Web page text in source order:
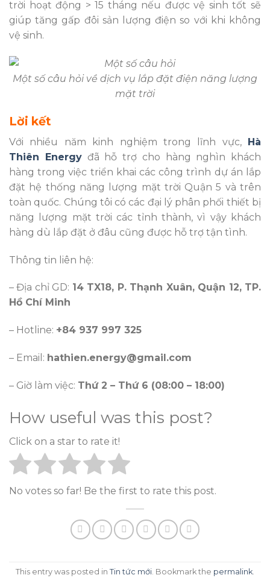
trời hoạt động > 15 tháng nếu được vệ sinh tốt sẽ
giúp tăng gấp đôi sản lượng điện so với khi không
vệ sinh.
Một số câu hỏi về dịch vụ lắp đặt điện năng lượng
mặt trời
Lời kết
Với nhiều năm kinh nghiệm trong lĩnh vực, Hà
Thiên Energyđã hỗ trợ cho hàng nghìn khách
hàng trong việc triển khai các công trình dự án lắp
đặt hệ thống năng lượng mặt trời Quận 5 và trên
toàn quốc. Chúng tôi có các đại lý phân phối thiết bị
năng lượng mặt trời các tỉnh thành, vì vậy khách
hàng dù lắp đặt ở đâu cũng được hỗ trợ tận tình.
Thông tin liên hệ:
– Địa chỉ GD: 14 TX18, P. Thạnh Xuân, Quận 12, TP.
Hồ Chí Minh
– Hotline: +84 937 997 325
– Email: hathien.energy@gmail.com
– Giờ làm việc: Thứ 2 – Thứ 6 (08:00 – 18:00)
How useful was this post?
Click on a star to rate it!
No votes so far! Be the first to rate this post.
This entry was posted in Tin tức mới. Bookmark the permalink.